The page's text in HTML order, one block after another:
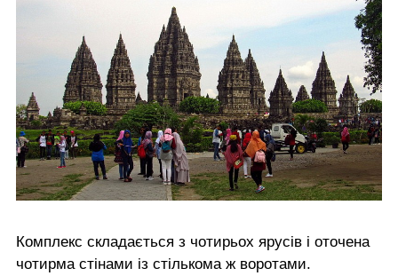
Комплекс складається з чотирьох ярусів і оточена
чотирма стінами із стількома ж воротами.